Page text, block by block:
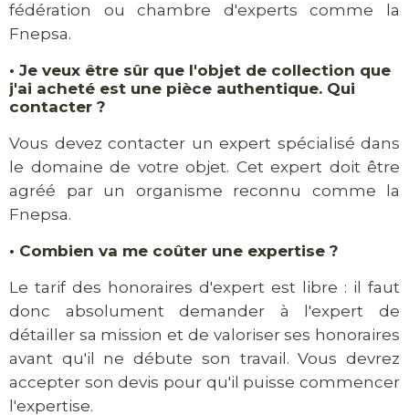
fédération ou chambre d'experts comme la
Fnepsa.
• Je veux être sûr que l'objet de collection que
j'ai acheté est une pièce authentique. Qui
contacter ?
Vous devez contacter un expert spécialisé dans
le domaine de votre objet. Cet expert doit être
agréé par un organisme reconnu comme la
Fnepsa.
• Combien va me coûter une expertise ?
Le tarif des honoraires d'expert est libre : il faut
donc absolument demander à l'expert de
détailler sa mission et de valoriser ses honoraires
avant qu'il ne débute son travail. Vous devrez
accepter son devis pour qu'il puisse commencer
l'expertise.